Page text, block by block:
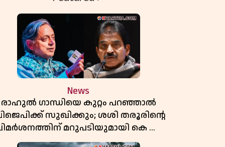
News
രാഹുൽ ഗാന്ധിയെ കുറ്റം പറഞ്ഞാൽ
സുഖിക്കും; ശശി തരൂരിന്റെ
മറുപടിയുമായി കെ സി
വേണുഗോപാൽ